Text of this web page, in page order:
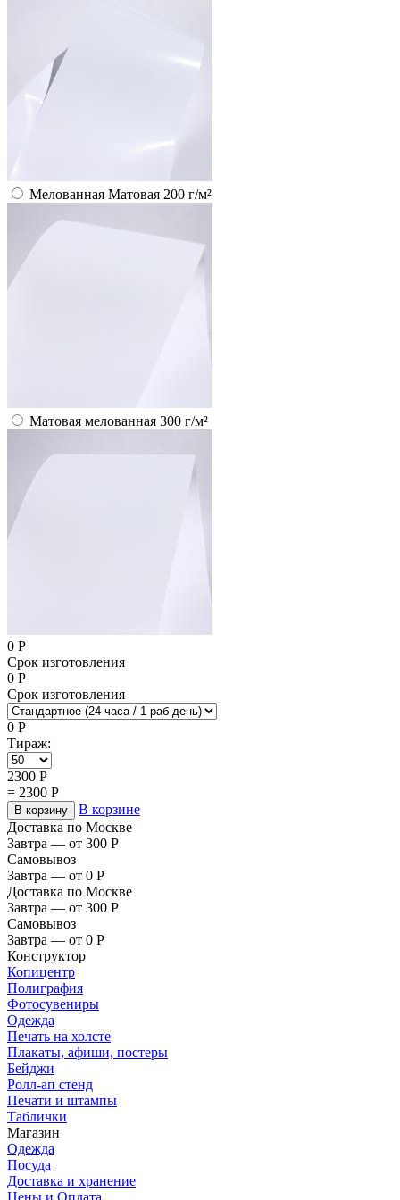
Мелованная Матовая 200 г/м²
Матовая мелованная 300 г/м²
0 Р
Срок изготовления
0 Р
Срок изготовления
0 Р
Тираж:
2300 Р
= 2300 Р
В корзину
В корзине
Доставка по Москве
Завтра — от 300 Р
Самовывоз
Завтра — от 0 Р
Доставка по Москве
Завтра — от 300 Р
Самовывоз
Завтра — от 0 Р
Конструктор
Копицентр
Полиграфия
Фотосувениры
Одежда
Печать на холсте
Плакаты, афиши, постеры
Бейджи
Ролл-ап стенд
Печати и штампы
Таблички
Магазин
Одежда
Посуда
Доставка и хранение
Цены и Оплата